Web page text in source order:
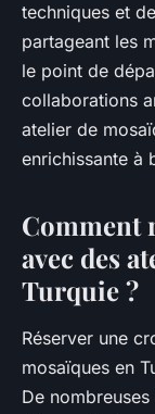
techniques et
partageant les
le point de
collaborations
atelier de
enrichissante à
Comment
avec des
Turquie ?
Réserver une
mosaïques en
De